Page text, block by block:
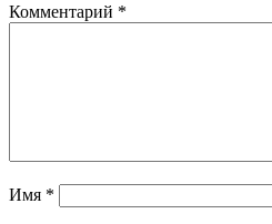
Комментарий *
Имя *